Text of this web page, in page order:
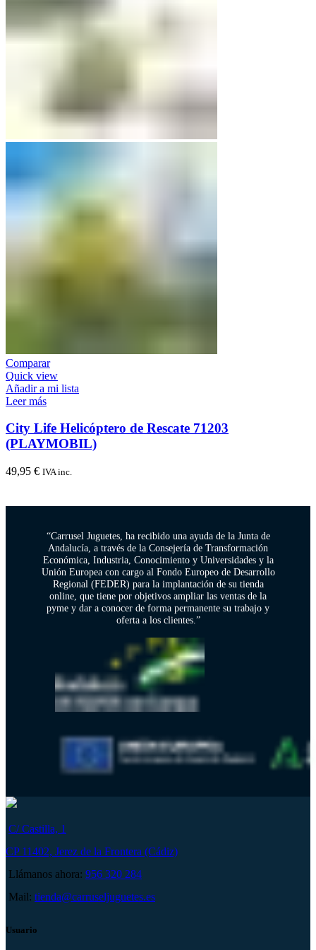
Comparar
Quick view
Añadir a mi lista
Leer más
City Life Helicóptero de Rescate 71203
(PLAYMOBIL)
49,95 € IVA inc.
“Carrusel Juguetes, ha recibido una ayuda de la Junta de
Andalucía, a través de la Consejería de Transformación
Económica, Industria, Conocimiento y Universidades y la
Unión Europea con cargo al Fondo Europeo de Desarrollo
Regional (FEDER) para la implantación de su tienda
online, que tiene por objetivos ampliar las ventas de la
pyme y dar a conocer de forma permanente su trabajo y
oferta a los clientes.”
C/ Castilla, 1
CP 11402, Jerez de la Frontera (Cádiz)
Llámanos ahora: 956 320 284
Mail: tienda@carruseljuguetes.es
Usuario